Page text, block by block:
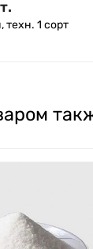
техн. 1 сорт